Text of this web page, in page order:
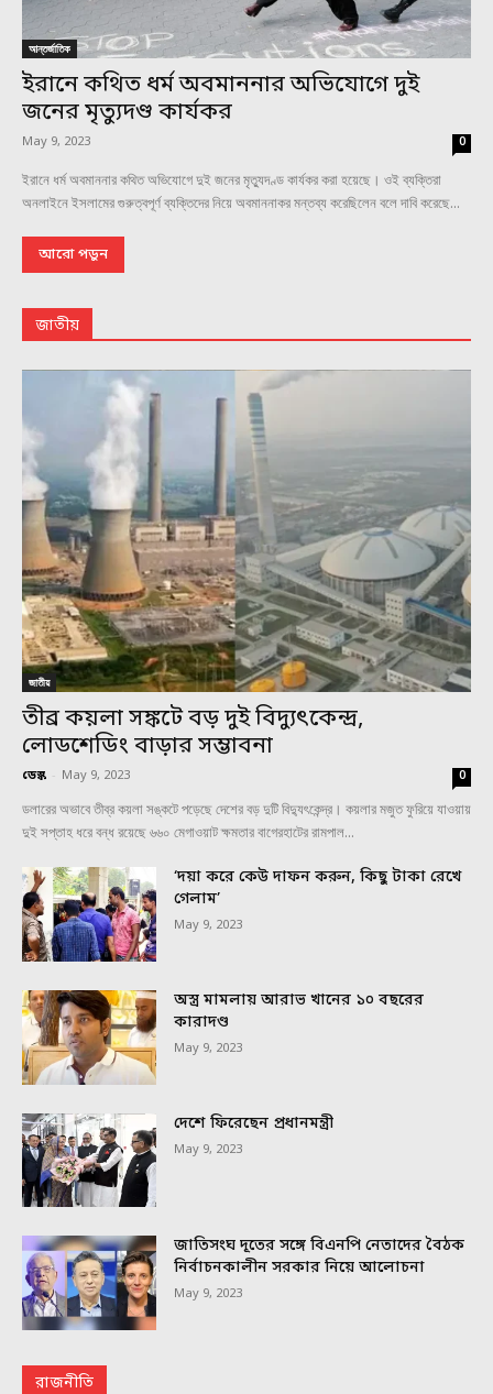
আন্তর্জাতিক
ইরানে কথিত ধর্ম অবমাননার অভিযোগে দুই
জনের মৃত্যুদণ্ড কার্যকর
May 9, 2023 0
ইরানে ধর্ম অবমাননার কথিত অভিযোগে দুই জনের মৃত্যুদণ্ড কার্যকর করা হয়েছে। ওই ব্যক্তিরা
অনলাইনে ইসলামের গুরুত্বপূর্ণ ব্যক্তিদের নিয়ে অবমাননাকর মন্তব্য করেছিলেন বলে দাবি করেছে...
আরো পড়ুন
জাতীয়
জাতীয়
তীব্র কয়লা সঙ্কটে বড় দুই বিদ্যুৎকেন্দ্র,
লোডশেডিং বাড়ার সম্ভাবনা
ডেস্ক - May 9, 2023 0
ডলারের অভাবে তীব্র কয়লা সঙ্কটে পড়েছে দেশের বড় দুটি বিদ্যুৎকেন্দ্র। কয়লার মজুত ফুরিয়ে যাওয়ায়
দুই সপ্তাহ ধরে বন্ধ রয়েছে ৬৬০ মেগাওয়াট ক্ষমতার বাগেরহাটের রামপাল...
‘দয়া করে কেউ দাফন করুন, কিছু টাকা রেখে
গেলাম’
May 9, 2023
অস্ত্র মামলায় আরাভ খানের ১০ বছরের
কারাদণ্ড
May 9, 2023
দেশে ফিরেছেন প্রধানমন্ত্রী
May 9, 2023
জাতিসংঘ দূতের সঙ্গে বিএনপি নেতাদের বৈঠক
নির্বাচনকালীন সরকার নিয়ে আলোচনা
May 9, 2023
রাজনীতি